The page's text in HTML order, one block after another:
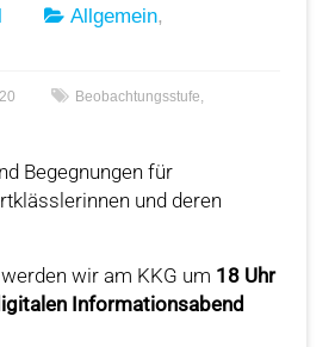
Allgemein,
Beobachtungsstufe,
Begegnungen für
und deren
werden wir am KKG um 18 Uhr
Informationsabend